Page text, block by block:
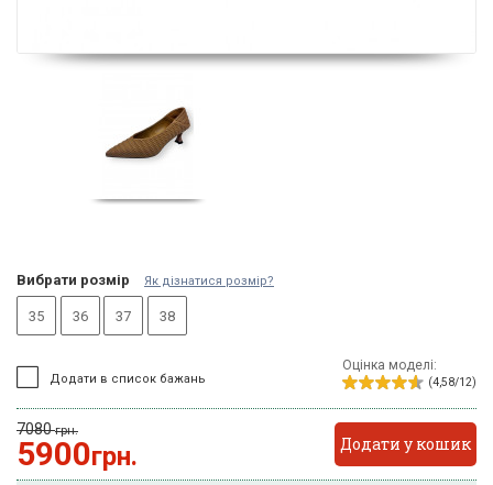
Вибрати розмір Як дізнатися розмір?
35 36 37 38
Додати в список бажань
Оцінка моделі:
(4,58/12)
7080грн.
5900грн. Додати у кошик